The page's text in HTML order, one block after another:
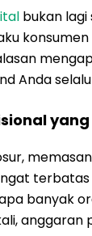
bukan
Anda
terbatas
banyak